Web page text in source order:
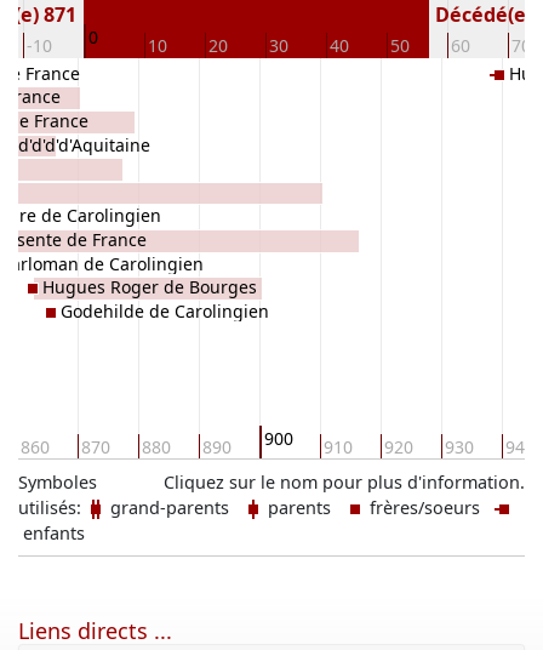
-10 0 10 20 30 40 50 60 70
871 Décédé(e /
860 870 880 890 900 910 920 930 940
France
France
de France
d'd'd'd'Aquitaine
de Carolingien
de France
Carloman de Carolingien
Hugues Roger de Bourges
Godehilde de Carolingien
Cliquez sur le nom pour plus d'information.
Symboles
utilisés:
grand-parents parents
frères/soeurs
enfants
Liens directs ...